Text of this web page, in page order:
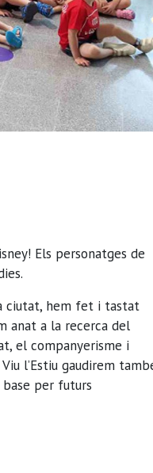
Els personatges de
ciutat, hem fet i tastat
anat a la recerca del
el companyerisme i
l’Estiu gaudirem
per futurs